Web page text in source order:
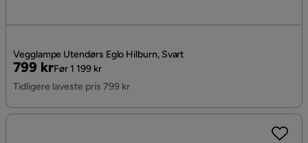
Vegglampe Utendørs Eglo Hilburn, Svart
Pris
799 kr
Original
Pris
Før 1 199 kr
Tidligere laveste pris 799 kr